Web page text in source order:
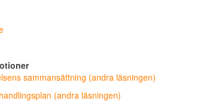
sammansättning (andra läsningen)
(andra läsningen)